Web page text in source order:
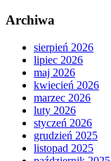
Archiwa
sierpień 2026
lipiec 2026
maj 2026
kwiecień 2026
marzec 2026
luty 2026
styczeń 2026
grudzień 2025
listopad 2025